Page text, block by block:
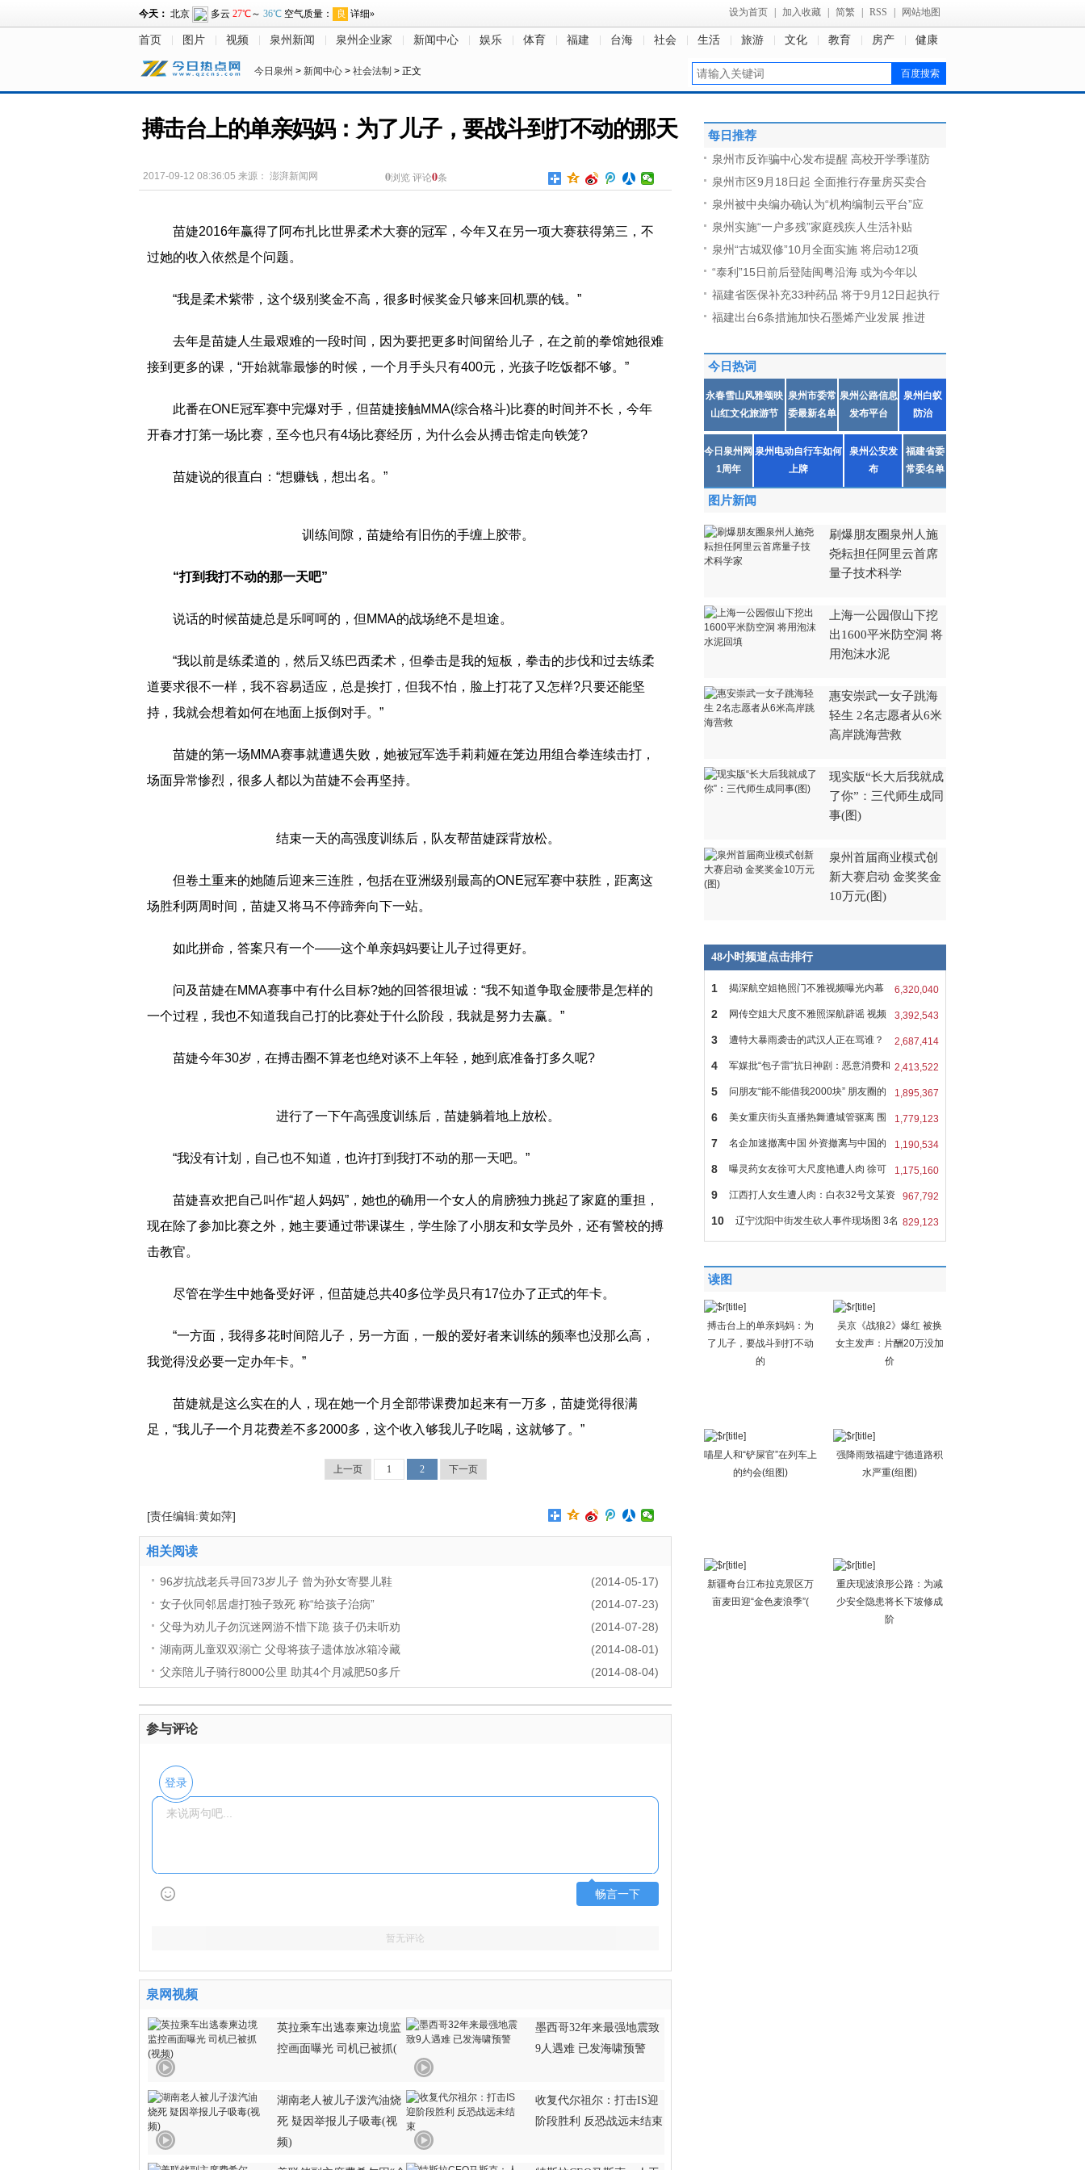
设为首页 加入收藏 简繁 RSS 网站地图
首页 图片 视频 泉州新闻 泉州企业家 新闻中心 娱乐 体育 福建 台海 社会 生活 旅游 文化 教育 房产 健康
今日泉州 > 新闻中心 > 社会法制 > 正文
搏击台上的单亲妈妈：为了儿子，要战斗到打不动的那天
2017-09-12 08:36:05 来源： 澎湃新闻网 0浏览 评论0条
苗婕2016年赢得了阿布扎比世界柔术大赛的冠军，今年又在另一项大赛获得第三，不
过她的收入依然是个问题。
“我是柔术紫带，这个级别奖金不高，很多时候奖金只够来回机票的钱。”
去年是苗婕人生最艰难的一段时间，因为要把更多时间留给儿子，在之前的拳馆她很难
接到更多的课，“开始就靠最惨的时候，一个月手头只有400元，光孩子吃饭都不够。”
此番在ONE冠军赛中完爆对手，但苗婕接触MMA(综合格斗)比赛的时间并不长，今年
开春才打第一场比赛，至今也只有4场比赛经历，为什么会从搏击馆走向铁笼?
苗婕说的很直白：“想赚钱，想出名。”
训练间隙，苗婕给有旧伤的手缠上胶带。
“打到我打不动的那一天吧”
说话的时候苗婕总是乐呵呵的，但MMA的战场绝不是坦途。
“我以前是练柔道的，然后又练巴西柔术，但拳击是我的短板，拳击的步伐和过去练柔
道要求很不一样，我不容易适应，总是挨打，但我不怕，脸上打花了又怎样?只要还能坚
持，我就会想着如何在地面上扳倒对手。”
苗婕的第一场MMA赛事就遭遇失败，她被冠军选手莉莉娅在笼边用组合拳连续击打，
场面异常惨烈，很多人都以为苗婕不会再坚持。
结束一天的高强度训练后，队友帮苗婕踩背放松。
但卷土重来的她随后迎来三连胜，包括在亚洲级别最高的ONE冠军赛中获胜，距离这
场胜利两周时间，苗婕又将马不停蹄奔向下一站。
如此拼命，答案只有一个——这个单亲妈妈要让儿子过得更好。
问及苗婕在MMA赛事中有什么目标?她的回答很坦诚：“我不知道争取金腰带是怎样的
一个过程，我也不知道我自己打的比赛处于什么阶段，我就是努力去赢。”
苗婕今年30岁，在搏击圈不算老也绝对谈不上年轻，她到底准备打多久呢?
进行了一下午高强度训练后，苗婕躺着地上放松。
“我没有计划，自己也不知道，也许打到我打不动的那一天吧。”
苗婕喜欢把自己叫作“超人妈妈”，她也的确用一个女人的肩膀独力挑起了家庭的重担，
现在除了参加比赛之外，她主要通过带课谋生，学生除了小朋友和女学员外，还有警校的搏
击教官。
尽管在学生中她备受好评，但苗婕总共40多位学员只有17位办了正式的年卡。
“一方面，我得多花时间陪儿子，另一方面，一般的爱好者来训练的频率也没那么高，
我觉得没必要一定办年卡。”
苗婕就是这么实在的人，现在她一个月全部带课费加起来有一万多，苗婕觉得很满
足，“我儿子一个月花费差不多2000多，这个收入够我儿子吃喝，这就够了。”
上一页 1 2 下一页
[责任编辑:黄如萍]
相关阅读
(2014-05-17)
96岁抗战老兵寻回73岁儿子 曾为孙女寄婴儿鞋
(2014-07-23)
女子伙同邻居虐打独子致死 称“给孩子治病”
(2014-07-28)
父母为劝儿子勿沉迷网游不惜下跪 孩子仍未听劝
(2014-08-01)
湖南两儿童双双溺亡 父母将孩子遗体放冰箱冷藏
(2014-08-04)
父亲陪儿子骑行8000公里 助其4个月减肥50多斤
参与评论
登录
畅言一下
暂无评论
泉网视频
英拉乘车出逃泰柬边境监
控画面曝光 司机已被抓(
墨西哥32年来最强地震致
9人遇难 已发海啸预警
湖南老人被儿子泼汽油烧
死 疑因举报儿子吸毒(视
频)
收复代尔祖尔：打击IS迎
阶段胜利 反恐战远未结束
每日推荐
泉州市反诈骗中心发布提醒 高校开学季谨防
泉州市区9月18日起 全面推行存量房买卖合
泉州被中央编办确认为“机构编制云平台”应
泉州实施“一户多残”家庭残疾人生活补贴
泉州“古城双修”10月全面实施 将启动12项
“泰利”15日前后登陆闽粤沿海 或为今年以
福建省医保补充33种药品 将于9月12日起执行
福建出台6条措施加快石墨烯产业发展 推进
今日热词
永春雪山风雅颂映
山红文化旅游节
泉州市委常
委最新名单
泉州公路信息
发布平台
泉州白蚁
防治
今日泉州网
1周年
泉州电动自行车如何
上牌
泉州公安发
布
福建省委
常委名单
图片新闻
刷爆朋友圈泉州人施
尧耘担任阿里云首席
量子技术科学
上海一公园假山下挖
出1600平米防空洞 将
用泡沫水泥
惠安崇武一女子跳海
轻生 2名志愿者从6米
高岸跳海营救
现实版“长大后我就成
了你”：三代师生成同
事(图)
泉州首届商业模式创
新大赛启动 金奖奖金
10万元(图)
48小时频道点击排行
6,320,040
1 揭深航空姐艳照门不雅视频曝光内幕
刘 3,392,543
2 网传空姐大尺度不雅照深航辟谣 视频
照 2,687,414
3 遭特大暴雨袭击的武汉人正在骂谁？
媒 2,413,522
4 军媒批“包子雷”抗日神剧：恶意消费和
1,895,367
5 问朋友“能不能借我2000块” 朋友圈的
1,779,123
6 美女重庆街头直播热舞遭城管驱离 围
观 1,190,534
7 名企加速撤离中国 外资撤离与中国的
经 1,175,160
8 曝灵药女友徐可大尺度艳遭人肉 徐可
身 967,792
9 江西打人女生遭人肉：白衣32号文某资
料 829,123
10 辽宁沈阳中街发生砍人事件现场图 3名
暴
读图
搏击台上的单亲妈妈：为
了儿子，要战斗到打不动
的
吴京《战狼2》爆红 被换
女主发声：片酬20万没加
价
喵星人和“铲屎官”在列车上
的约会(组图)
强降雨致福建宁德道路积
水严重(组图)
新疆奇台江布拉克景区万
亩麦田迎“金色麦浪季”(
重庆现波浪形公路：为减
少安全隐患将长下坡修成
阶